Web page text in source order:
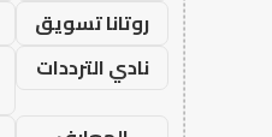
روتانا تسويق
نادي الترددات